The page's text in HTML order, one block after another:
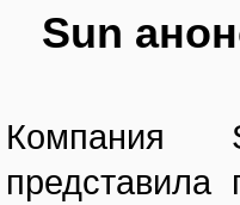
Sun
Компания